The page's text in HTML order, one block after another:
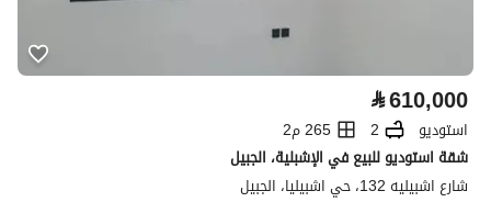
⃁610,000
استوديو 2
265 م2
شقة استوديو للبيع في الإشبلية، الجبيل
شارع اشبيليه 132، حي اشبيليا، الجبيل